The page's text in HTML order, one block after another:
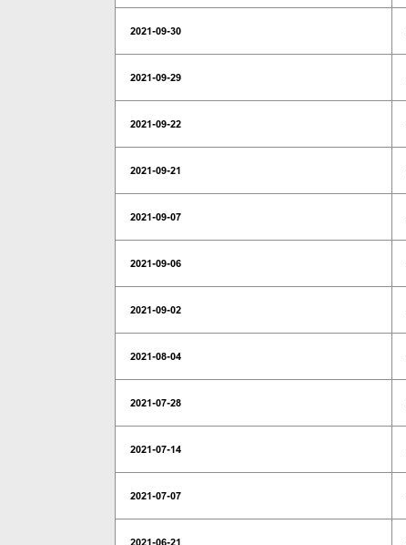
2021-09-30
2021-09-29
2021-09-22
2021-09-21
2021-09-07
2021-09-06
2021-09-02
2021-08-04
2021-07-28
2021-07-14
2021-07-07
2021-06-21